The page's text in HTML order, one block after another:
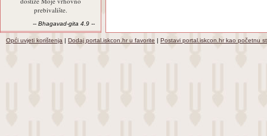
prebivalište.
-- Bhagavad-gita 4.9 --
Opći uvjeti korištenja | Dodaj portal.iskcon.hr u favorite | Postavi portal.iskcon.hr kao početnu